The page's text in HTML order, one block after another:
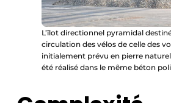
L’îlot directionnel pyramidal
circulation des vélos de celle des
initialement prévu en pierre
été réalisé dans le même béton